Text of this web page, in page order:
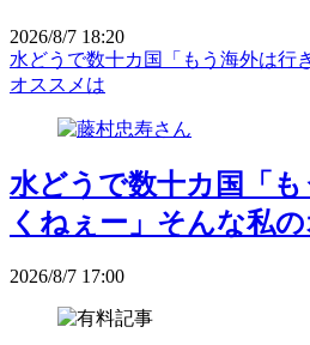
2026/8/7 18:20
水どうで数十カ国「もう海外は行
オススメは
水どうで数十カ国「
くねぇー」そんな私
2026/8/7 17:00